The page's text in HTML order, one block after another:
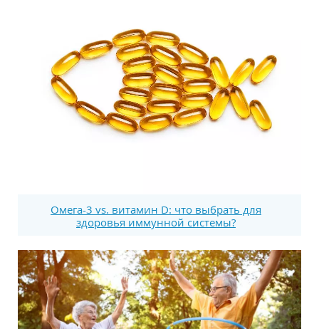
Омега-3 vs. витамин D: что выбрать для
здоровья иммунной системы?